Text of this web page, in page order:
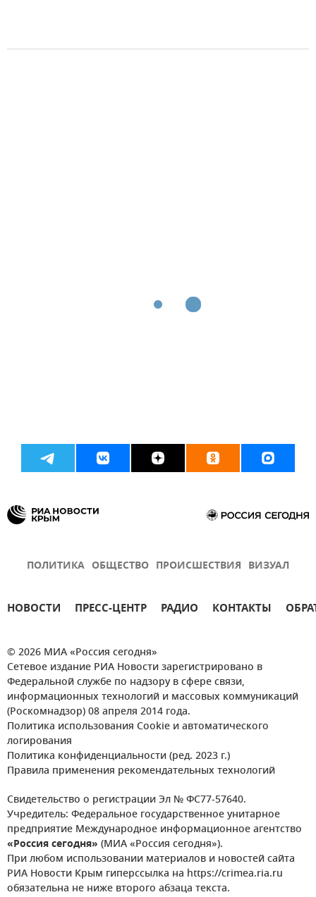
ПОЛИТИКА ОБЩЕСТВО ПРОИСШЕСТВИЯ ВИЗУАЛ
НОВОСТИ ПРЕСС-ЦЕНТР РАДИО КОНТАКТЫ
© 2026 МИА «Россия сегодня»
Сетевое издание РИА Новости зарегистрировано в
Федеральной службе по надзору в сфере связи,
информационных технологий и массовых коммуникаций
(Роскомнадзор) 08 апреля 2014 года.
Политика использования Cookie и автоматического
логирования
Политика конфиденциальности (ред. 2023 г.)
Правила применения рекомендательных технологий
Свидетельство о регистрации Эл № ФС77-57640.
Учредитель: Федеральное государственное унитарное
предприятие Международное информационное агентство
«Россия сегодня» (МИА «Россия сегодня»).
При любом использовании материалов и новостей сайта
РИА Новости Крым гиперссылка на https://crimea.ria.ru
обязательна не ниже второго абзаца текста.